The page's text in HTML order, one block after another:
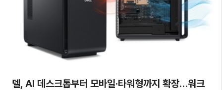
델, AI 데스크톱부터 모바일·타워형까지 확장…워크